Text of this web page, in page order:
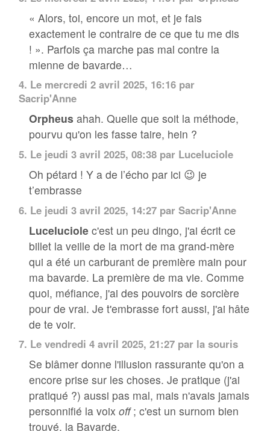
« Alors, toi, encore un mot, et je fais
exactement le contraire de ce que tu me dis
! ». Parfois ça marche pas mal contre la
mienne de bavarde…
4. Le mercredi 2 avril 2025, 16:16 par
Sacrip'Anne
Orpheus ahah. Quelle que soit la méthode,
pourvu qu'on les fasse taire, hein ?
5. Le jeudi 3 avril 2025, 08:38 par Luceluciole
Oh pétard ! Y a de l’écho par ici 😉 je
t’embrasse
6. Le jeudi 3 avril 2025, 14:27 par Sacrip'Anne
Luceluciole c'est un peu dingo, j'ai écrit ce
billet la veille de la mort de ma grand-mère
qui a été un carburant de première main pour
ma bavarde. La première de ma vie. Comme
quoi, méfiance, j'ai des pouvoirs de sorcière
pour de vrai. Je t'embrasse fort aussi, j'ai hâte
de te voir.
7. Le vendredi 4 avril 2025, 21:27 par la souris
Se blâmer donne l'illusion rassurante qu'on a
encore prise sur les choses. Je pratique (j'ai
pratiqué ?) aussi pas mal, mais n'avais jamais
personnifié la voixoff; c'est un surnom bien
trouvé, la Bavarde.